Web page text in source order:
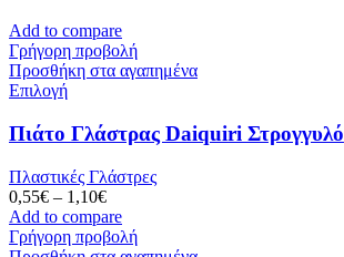
Add to compare
Γρήγορη προβολή
Προσθήκη στα αγαπημένα
Επιλογή
Πιάτο Γλάστρας Daiquiri Στρογγυλό
Πλαστικές Γλάστρες
0,55€ – 1,10€
Add to compare
Γρήγορη προβολή